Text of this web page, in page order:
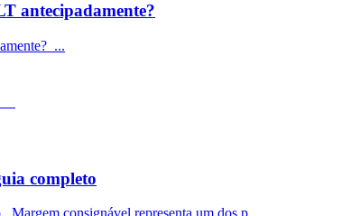
antecipadamente?
...
completo